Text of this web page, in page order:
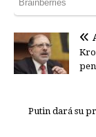
Putin dará su